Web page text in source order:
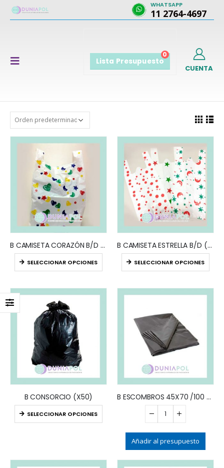
WHATSAPP
11 2764-4697
0
Lista Presupuesto
CUENTA
B CAMISETA CORAZÓN B/D (SÚPER REFORZ.)
SELECCIONAR OPCIONES
B CAMISETA ESTRELLA B/D (x100)
SELECCIONAR OPCIONES
B CONSORCIO (X50)
SELECCIONAR OPCIONES
B ESCOMBROS 45X70 /100 (x50)
Añadir al presupuesto